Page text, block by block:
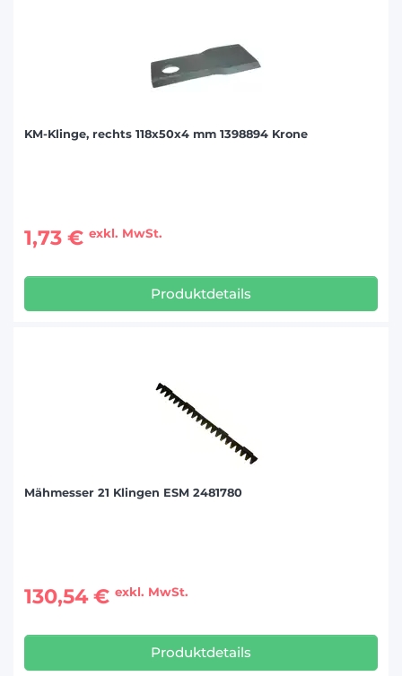
KM-Klinge, rechts 118x50x4 mm 1398894 Krone
1,73 € exkl. MwSt.
Produktdetails
Mähmesser 21 Klingen ESM 2481780
130,54 € exkl. MwSt.
Produktdetails